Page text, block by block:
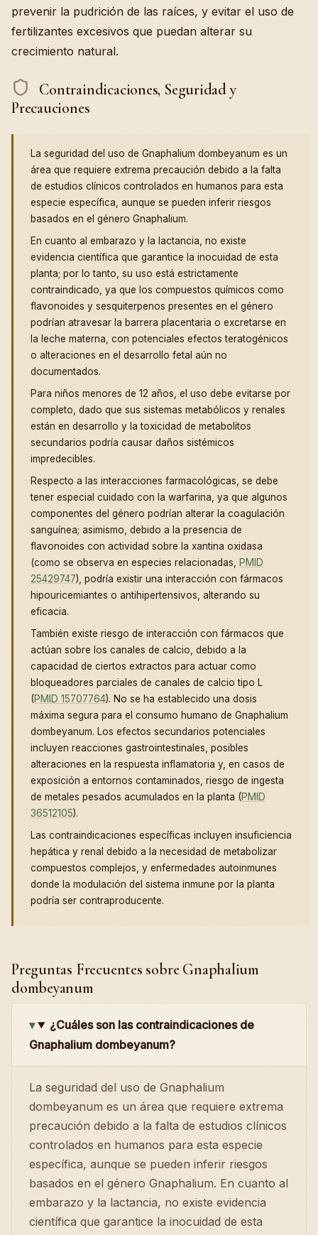
prevenir la pudrición de las raíces, y evitar el uso de
fertilizantes excesivos que puedan alterar su
crecimiento natural.
Contraindicaciones, Seguridad y
Precauciones
La seguridad del uso de Gnaphalium dombeyanum es un
área que requiere extrema precaución debido a la falta
de estudios clínicos controlados en humanos para esta
especie específica, aunque se pueden inferir riesgos
basados en el género Gnaphalium.
En cuanto al embarazo y la lactancia, no existe
evidencia científica que garantice la inocuidad de esta
planta; por lo tanto, su uso está estrictamente
contraindicado, ya que los compuestos químicos como
flavonoides y sesquiterpenos presentes en el género
podrían atravesar la barrera placentaria o excretarse en
la leche materna, con potenciales efectos teratogénicos
o alteraciones en el desarrollo fetal aún no
documentados.
Para niños menores de 12 años, el uso debe evitarse por
completo, dado que sus sistemas metabólicos y renales
están en desarrollo y la toxicidad de metabolitos
secundarios podría causar daños sistémicos
impredecibles.
Respecto a las interacciones farmacológicas, se debe
tener especial cuidado con la warfarina, ya que algunos
componentes del género podrían alterar la coagulación
sanguínea; asimismo, debido a la presencia de
flavonoides con actividad sobre la xantina oxidasa
(como se observa en especies relacionadas,
PMID
25429747), podría existir una interacción con fármacos
hipouricemiantes o antihipertensivos, alterando su
eficacia.
También existe riesgo de interacción con fármacos que
actúan sobre los canales de calcio, debido a la
capacidad de ciertos extractos para actuar como
bloqueadores parciales de canales de calcio tipo L
(PMID 15707764). No se ha establecido una dosis
máxima segura para el consumo humano de Gnaphalium
dombeyanum. Los efectos secundarios potenciales
incluyen reacciones gastrointestinales, posibles
alteraciones en la respuesta inflamatoria y, en casos de
exposición a entornos contaminados, riesgo de ingesta
de metales pesados acumulados en la planta (PMID
36512105).
Las contraindicaciones específicas incluyen insuficiencia
hepática y renal debido a la necesidad de metabolizar
compuestos complejos, y enfermedades autoinmunes
donde la modulación del sistema inmune por la planta
podría ser contraproducente.
Preguntas Frecuentes sobre Gnaphalium
dombeyanum
¿Cuáles son las contraindicaciones de
Gnaphalium dombeyanum?
La seguridad del uso de Gnaphalium
dombeyanum es un área que requiere extrema
precaución debido a la falta de estudios clínicos
controlados en humanos para esta especie
específica, aunque se pueden inferir riesgos
basados en el género Gnaphalium. En cuanto al
embarazo y la lactancia, no existe evidencia
científica que garantice la inocuidad de esta